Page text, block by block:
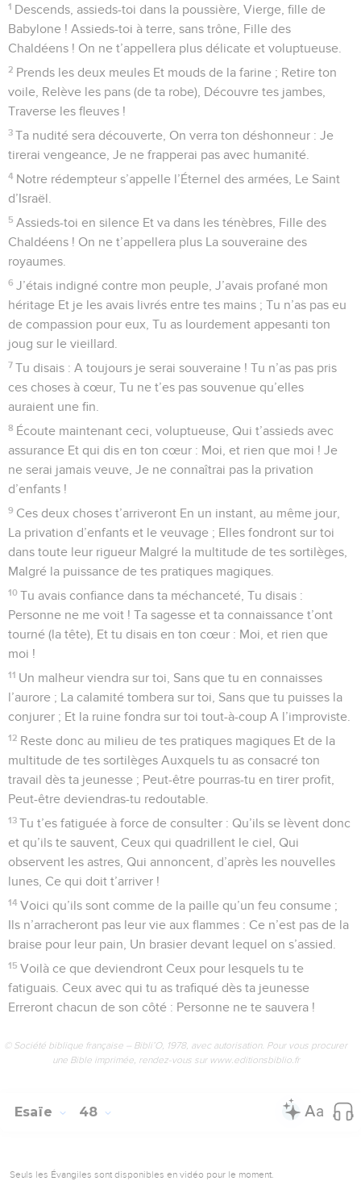
1 Descends, assieds-toi dans la poussière, Vierge, fille de
Babylone ! Assieds-toi à terre, sans trône, Fille des
Chaldéens ! On ne t’appellera plus délicate et voluptueuse.
2 Prends les deux meules Et mouds de la farine ; Retire ton
voile, Relève les pans (de ta robe), Découvre tes jambes,
Traverse les fleuves !
3 Ta nudité sera découverte, On verra ton déshonneur : Je
tirerai vengeance, Je ne frapperai pas avec humanité.
4 Notre rédempteur s’appelle l’Éternel des armées, Le Saint
d’Israël.
5 Assieds-toi en silence Et va dans les ténèbres, Fille des
Chaldéens ! On ne t’appellera plus La souveraine des
royaumes.
6 J’étais indigné contre mon peuple, J’avais profané mon
héritage Et je les avais livrés entre tes mains ; Tu n’as pas eu
de compassion pour eux, Tu as lourdement appesanti ton
joug sur le vieillard.
7 Tu disais : A toujours je serai souveraine ! Tu n’as pas pris
ces choses à cœur, Tu ne t’es pas souvenue qu’elles
auraient une fin.
8 Écoute maintenant ceci, voluptueuse, Qui t’assieds avec
assurance Et qui dis en ton cœur : Moi, et rien que moi ! Je
ne serai jamais veuve, Je ne connaîtrai pas la privation
d’enfants !
9 Ces deux choses t’arriveront En un instant, au même jour,
La privation d’enfants et le veuvage ; Elles fondront sur toi
dans toute leur rigueur Malgré la multitude de tes sortilèges,
Malgré la puissance de tes pratiques magiques.
10 Tu avais confiance dans ta méchanceté, Tu disais :
Personne ne me voit ! Ta sagesse et ta connaissance t’ont
tourné (la tête), Et tu disais en ton cœur : Moi, et rien que
moi !
11 Un malheur viendra sur toi, Sans que tu en connaisses
l’aurore ; La calamité tombera sur toi, Sans que tu puisses la
conjurer ; Et la ruine fondra sur toi tout-à-coup A l’improviste.
12 Reste donc au milieu de tes pratiques magiques Et de la
multitude de tes sortilèges Auxquels tu as consacré ton
travail dès ta jeunesse ; Peut-être pourras-tu en tirer profit,
Peut-être deviendras-tu redoutable.
13 Tu t’es fatiguée à force de consulter : Qu’ils se lèvent donc
et qu’ils te sauvent, Ceux qui quadrillent le ciel, Qui
observent les astres, Qui annoncent, d’après les nouvelles
lunes, Ce qui doit t’arriver !
14 Voici qu’ils sont comme de la paille qu’un feu consume ;
Ils n’arracheront pas leur vie aux flammes : Ce n’est pas de la
braise pour leur pain, Un brasier devant lequel on s’assied.
15 Voilà ce que deviendront Ceux pour lesquels tu te
fatiguais. Ceux avec qui tu as trafiqué dès ta jeunesse
Erreront chacun de son côté : Personne ne te sauvera !
© Société biblique française – Bibli’O, 1978, avec autorisation. Pour vous procurer
une Bible imprimée, rendez-vous sur www.editionsbiblio.fr
Esaïe 48
Seuls les Évangiles sont disponibles en vidéo pour le moment.